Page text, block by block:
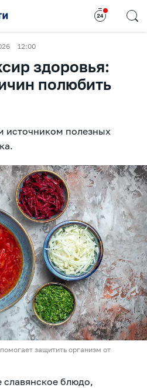
12:00
здоровья:
полюбить
источником полезных
защитить организм от
блюдо,